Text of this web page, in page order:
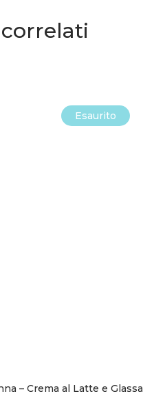
Esaurito
– Crema al Latte e Glassa